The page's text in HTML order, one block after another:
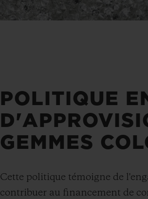
POLITIQUE
GEMMES
Cette politique témoigne de
contribuer au financement de